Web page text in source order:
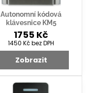
Autonomní kódová
klávesnice KM5
1755 Kč
1450 Kčbez DPH
Zobrazit